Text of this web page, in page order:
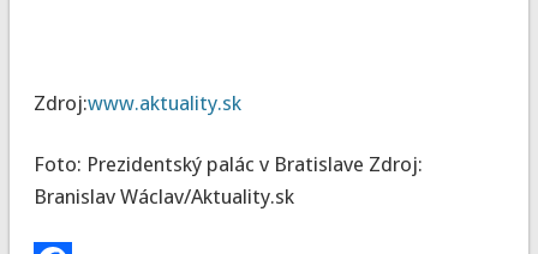
Zdroj:www.aktuality.sk
Foto: Prezidentský palác v Bratislave Zdroj:
Branislav Wáclav/Aktuality.sk